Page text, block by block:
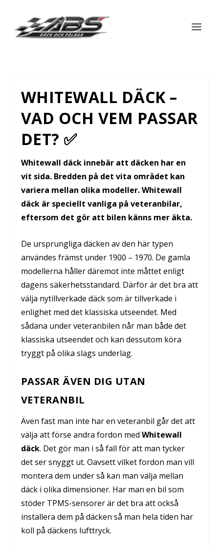
WHITEWALL DÄCK –
VAD OCH VEM PASSAR
DET? ✅
Whitewall däck innebär att däcken har en
vit sida. Bredden på det vita området kan
variera mellan olika modeller. Whitewall
däck är speciellt vanliga på veteranbilar,
eftersom det gör att bilen känns mer äkta.
De ursprungliga däcken av den här typen
användes främst under 1900 – 1970. De gamla
modellerna håller däremot inte måttet enligt
dagens säkerhetsstandard. Därför är det bra att
välja nytillverkade däck som är tillverkade i
enlighet med det klassiska utseendet. Med
sådana under veteranbilen når man både det
klassiska utseendet och kan dessutom köra
tryggt på olika slags underlag.
PASSAR ÄVEN DIG UTAN
VETERANBIL
Även fast man inte har en veteranbil går det att
välja att förse andra fordon med Whitewall
däck. Det gör man i så fall för att man tycker
det ser snyggt ut. Oavsett vilket fordon man vill
montera dem under så kan man välja mellan
däck i olika dimensioner. Har man en bil som
stöder TPMS-sensorer är det bra att också
installera dem på däcken så man hela tiden har
koll på däckens lufttryck.